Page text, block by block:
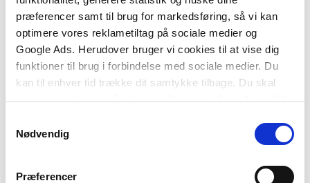
præferencer samt til brug for markedsføring, så vi kan
optimere vores reklametiltag på sociale medier og
Google Ads. Herudover bruger vi cookies til at vise dig
funktioner til brug i forbindelse med sociale medier. Du
kan til enhver tid trække dit samtykke tilbage. Du skal
være opmærksom på, at vores hjemmeside muligvis ikke
tilbagetrækker et samtykke.
Nødvendig
Præferencer
letforståelig introduktion til sociologien om
samfundet. Det sker blandt andet ved at forklare
en række af de centrale begreber, som ofte hæftes
på det samfund, vi lever i. Det drejer sig for
eksempel om begreber som magt, kontrol,
differentiering, individualisering og refleksivitet.
samtidig til de vigtigste sociologiske teoretikere,